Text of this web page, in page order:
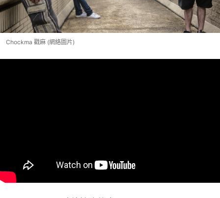
Chockma 戳麻 (網絡圖片)